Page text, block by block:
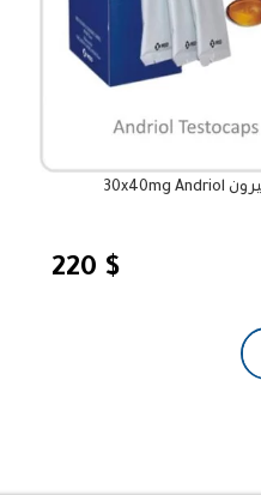
هرمون التستوستيرون 30x40mg Andriol
220 $